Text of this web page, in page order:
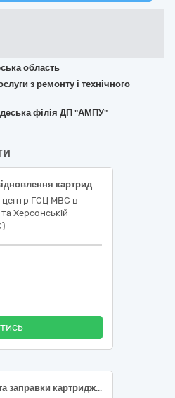
область
з ремонту і технічного
філія ДП "АМПУ"
Послуги із заправки та відновлення картриджів
центр ГСЦ МВС в
Херсонській
Послуги з відновлення та заправки картриджів